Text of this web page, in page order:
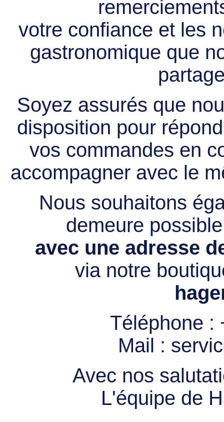
votre confiance et les
gastronomique que
Soyez assurés que
disposition pour
vos commandes en
accompagner avec le
Nous souhaitons
demeure
avec une adresse
via notre
Téléphone :
Mail :
Avec nos
L'équipe de